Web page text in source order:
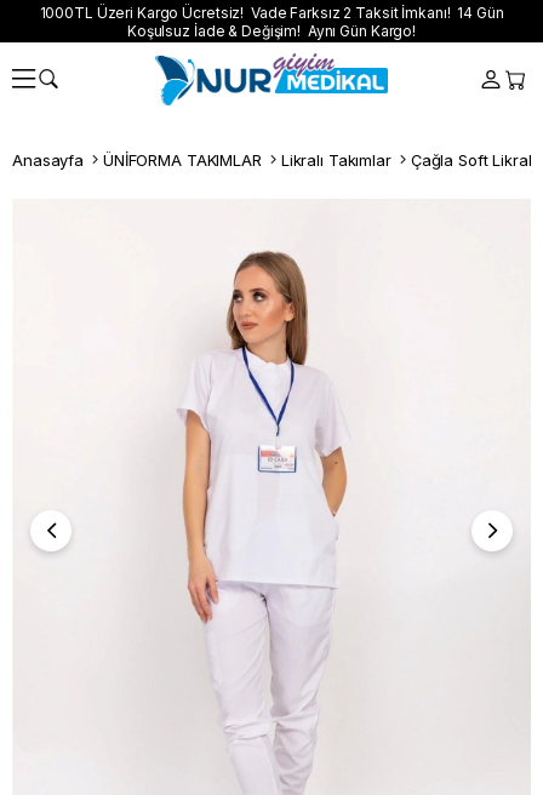
1000TL Üzeri Kargo Ücretsiz! Vade Farksız 2 Taksit İmkanı! 14 Gün
Koşulsuz İade & Değişim! Aynı Gün Kargo!
Anasayfa ÜNİFORMA TAKIMLAR Likralı Takımlar Çağla Soft Likralı